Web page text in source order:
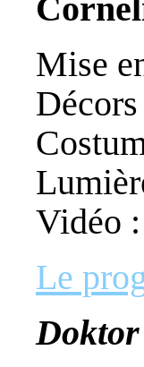
Mise
Décors
Vidéo :
Le